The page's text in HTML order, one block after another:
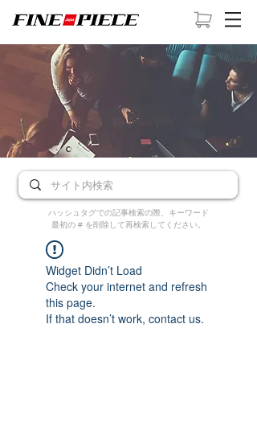
ハッシュタグでの記事検索の際、キーワード
最初の # を削除して再検索してください。
Widget Didn’t Load
Check your internet and refresh
this page.
If that doesn’t work, contact us.